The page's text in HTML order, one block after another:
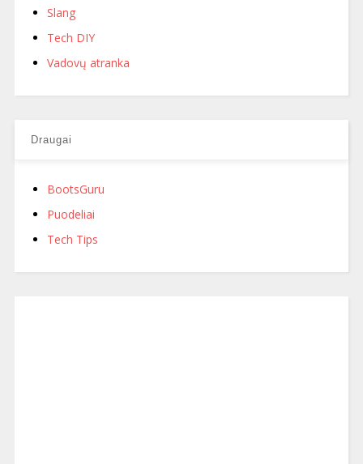
Slang
Tech DIY
Vadovų atranka
Draugai
BootsGuru
Puodeliai
Tech Tips